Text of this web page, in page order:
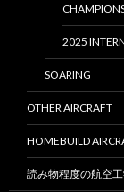
2025
SOARING
OTHER AIRCRAFT
HOMEBUILD
読み物程度の航空